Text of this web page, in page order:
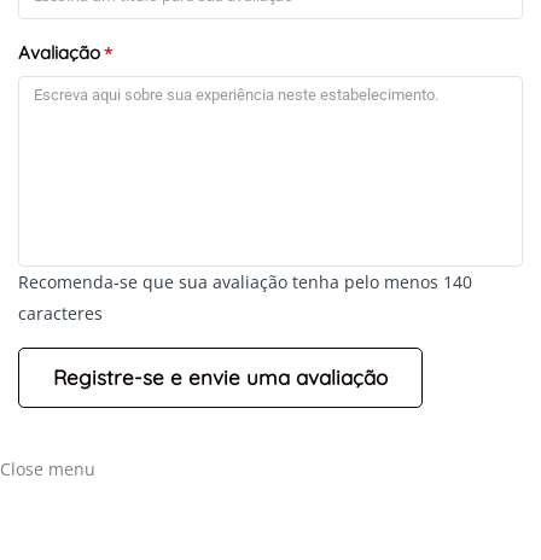
Avaliação*
Recomenda-se que sua avaliação tenha pelo menos 140
caracteres
Close menu